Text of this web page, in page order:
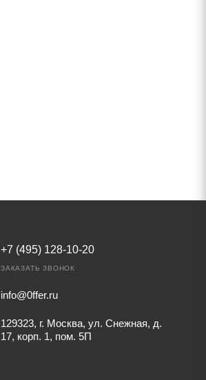
+7 (495) 128-10-20
ЗАКАЗАТЬ ЗВОНОК
info@0ffer.ru
129323, г. Москва, ул. Снежная, д.
17, корп. 1, пом. 5П